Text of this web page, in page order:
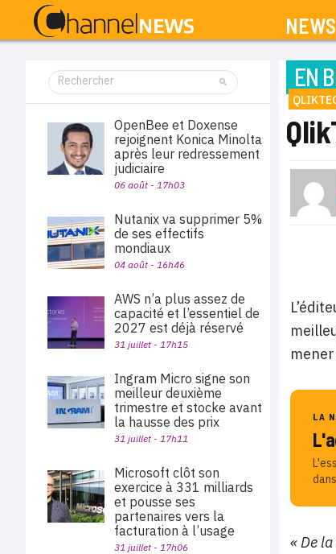
NEWS
EN
LA
« De
OpenBee et Doxense
rejoignent Konica Minolta
après leur redressement
judiciaire
06 août - 17h03
Nutanix va supprimer 5%
de ses effectifs
mondiaux
04 août - 16h46
AWS n’a plus assez de
capacité et l’essentiel de
2027 est déjà réservé
31 juillet - 17h15
Ingram Micro signe son
meilleur deuxième
trimestre et stocke avant
la hausse des prix
31 juillet - 17h11
Microsoft clôt son
exercice à 331 milliards
et pousse ses
partenaires vers la
facturation à l’usage
31 juillet - 17h06